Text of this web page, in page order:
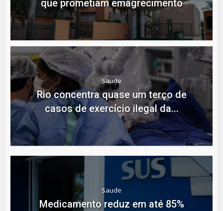
que prometiam emagrecimento
Saude
Rio concentra quase um terço de
casos de exercício ilegal da...
Saude
Medicamento reduz em até 85%